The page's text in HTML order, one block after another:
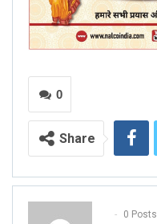
0
Share
0 Posts